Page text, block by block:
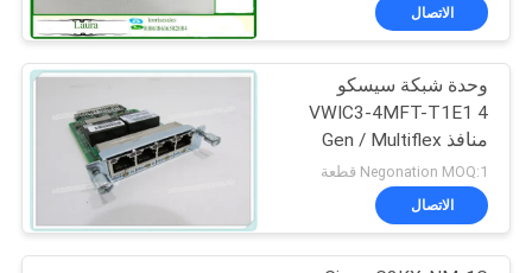
أخبار
القضايا
خريطة
الاتصال
وحدة شبكة سيسكو
VWIC3-4MFT-T1E1 4
منافذ Gen / Multiflex
Trunk Voice / WAN Int
Negonation MOQ:1 قطعة
الاتصال